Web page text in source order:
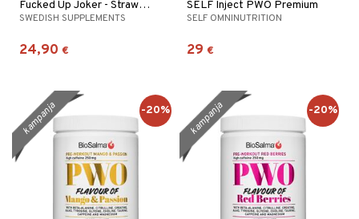
Fucked Up Joker - Strawberry
SWEDISH SUPPLEMENTS
24,90 €
SELF Inject PWO Premium
SELF OMNINUTRITION
29 €
kampanja -20% kampanja -20%